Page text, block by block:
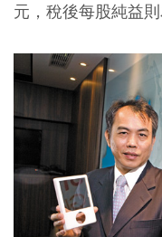
元，稅後每股純益